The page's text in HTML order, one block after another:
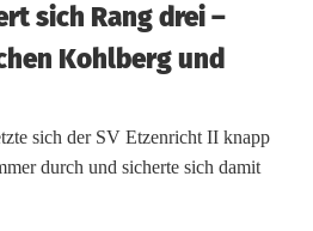
sich Rang drei –
Kohlberg und
sich der SV Etzenricht II knapp
durch und sicherte sich damit